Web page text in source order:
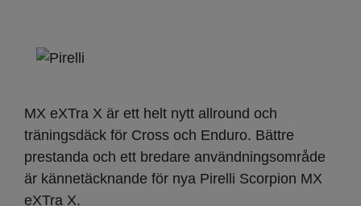
MX eXTra X är ett helt nytt allround och
träningsdäck för Cross och Enduro. Bättre
prestanda och ett bredare användningsområde
är kännetäcknande för nya Pirelli Scorpion MX
eXTra X.